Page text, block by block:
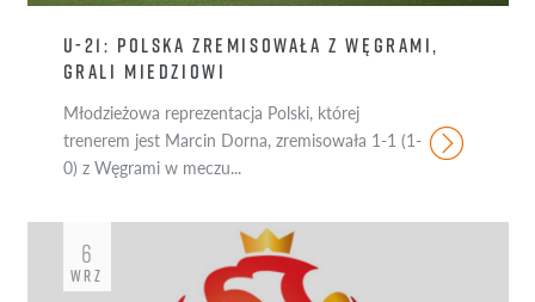
U-21: POLSKA ZREMISOWAŁA Z WĘGRAMI,
GRALI MIEDZIOWI
Młodzieżowa reprezentacja Polski, której
trenerem jest Marcin Dorna, zremisowała 1-1 (1-
0) z Węgrami w meczu...
6
WRZ